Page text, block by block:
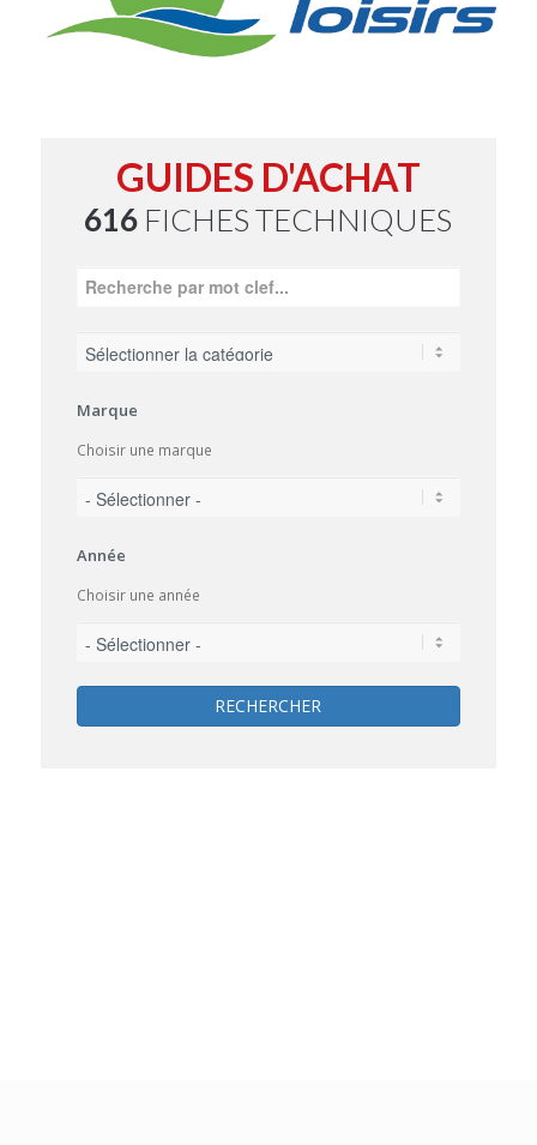
GUIDES D'ACHAT
616 FICHES TECHNIQUES
Marque
Choisir une marque
Année
Choisir une année
RECHERCHER